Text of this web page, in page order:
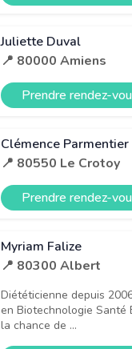
Juliette Duval
📍 80000 Amiens
Prendre rendez-
Clémence Parmentier
📍 80550 Le Crotoy
Prendre rendez-
Myriam Falize
📍 80300 Albert
Diététicienne depuis
en Biotechnologie Santé
la chance de ...